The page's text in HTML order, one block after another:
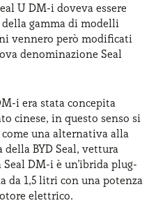
U DM-i doveva essere
gamma di modelli
vennero però modificati
denominazione Seal
i era stata concepita
cinese, in questo senso si
una alternativa alla
BYD Seal, vettura
Seal DM-i è un’ibrida plug-
da 1,5 litri con una potenza
elettrico.